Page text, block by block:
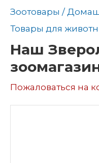
Зоотовары /
Товары для
Наш
Пожаловаться на